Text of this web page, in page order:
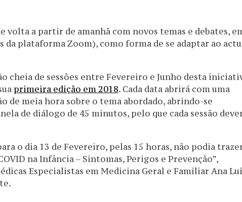
volta a partir de amanhã com novos temas e debates,
plataforma Zoom), como forma de se adaptar ao
cheia de sessões entre Fevereiro e Junho desta
primeira edição em 2018. Cada data abrirá com uma
de meia hora sobre o tema abordado, abrindo-se
de diálogo de 45 minutos, pelo que cada sessão
o dia 13 de Fevereiro, pelas 15 horas, não podia
na Infância – Sintomas, Perigos e Prevenção”,
Especialistas em Medicina Geral e Familiar Ana